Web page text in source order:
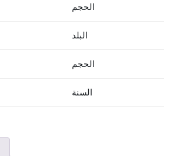
الحجم
البلد
الحجم
السنة